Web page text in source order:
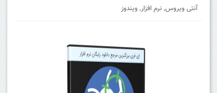
آنتی ویروس,نرم افزار,ویندوز